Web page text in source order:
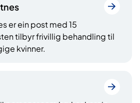
er ein post med 15
tilbyr frivillig behandling til
kvinner.